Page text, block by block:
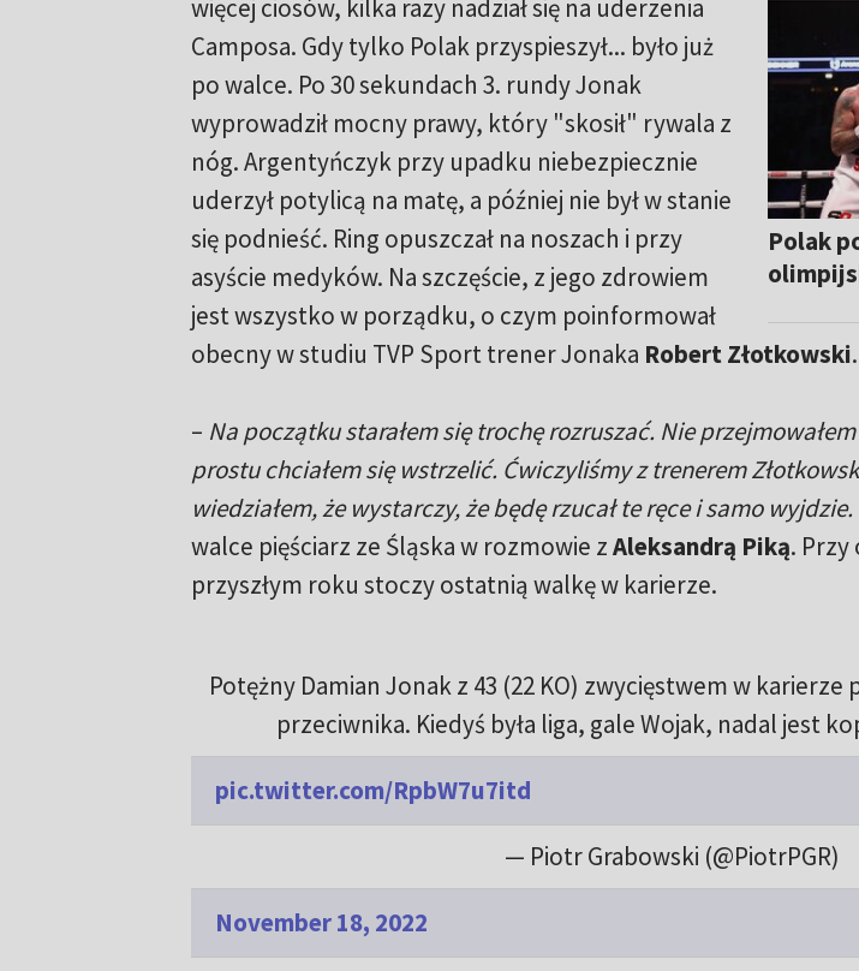
Polak
więcej ciosów, kilka razy nadział się na uderzenia
Camposa. Gdy tylko Polak przyspieszył... było już
po walce. Po 30 sekundach 3. rundy Jonak
wyprowadził mocny prawy, który "skosił" rywala z
nóg. Argentyńczyk przy upadku niebezpiecznie
uderzył potylicą na matę, a później nie był w stanie
się podnieść. Ring opuszczał na noszach i przy
asyście medyków. Na szczęście, z jego zdrowiem
jest wszystko w porządku, o czym poinformował
obecny w studiu TVP Sport trener Jonaka Robert Złotkowski.
– Na początku starałem się trochę rozruszać. Nie
prostu chciałem się wstrzelić. Ćwiczyliśmy z trenerem
wiedziałem, że wystarczy, że będę rzucał te ręce i samo wyjdzie.
walce pięściarz ze Śląska w rozmowie zAleksandrą Piką. Przy
przyszłym roku stoczy ostatnią walkę w karierze.
Potężny Damian Jonak z 43 (22 KO) zwycięstwem w
przeciwnika. Kiedyś była liga, gale Wojak, nadal jest
pic.twitter.com/RpbW7u7itd
— Piotr Grabowski (@PiotrPGR)
November 18, 2022